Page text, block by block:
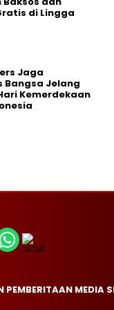
di Lingga
Jaga
Bangsa Jelang
Kemerdekaan
PEMBERITAAN MEDIA